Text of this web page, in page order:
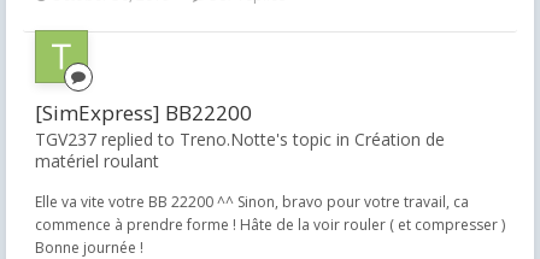
[SimExpress] BB22200
TGV237 replied to Treno.Notte's topic in Création de
matériel roulant
Elle va vite votre BB 22200 ^^ Sinon, bravo pour votre travail, ca
commence à prendre forme ! Hâte de la voir rouler ( et compresser )
Bonne journée !